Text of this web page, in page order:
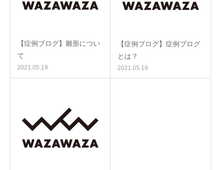
【症例ブログ】雛形につい
て
2021.05.19
【症例ブログ】症例ブログ
とは？
2021.05.19